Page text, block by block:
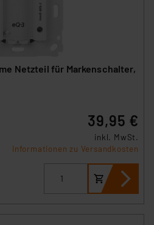
Netzteil für Markenschalter,
39,95 €
inkl. MwSt.
Informationen zu Versandkosten